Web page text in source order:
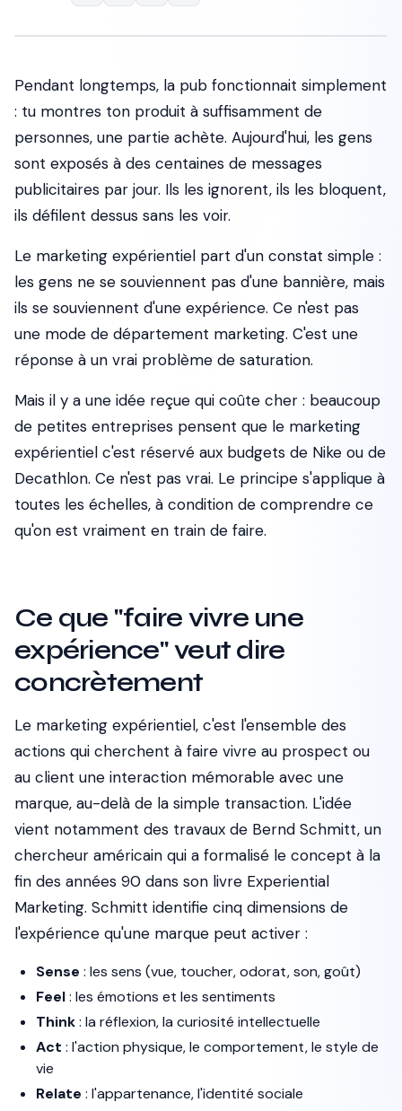
Pendant longtemps, la pub fonctionnait simplement
: tu montres ton produit à suffisamment de
personnes, une partie achète. Aujourd'hui, les gens
sont exposés à des centaines de messages
publicitaires par jour. Ils les ignorent, ils les bloquent,
ils défilent dessus sans les voir.
Le marketing expérientiel part d'un constat simple :
les gens ne se souviennent pas d'une bannière, mais
ils se souviennent d'une expérience. Ce n'est pas
une mode de département marketing. C'est une
réponse à un vrai problème de saturation.
Mais il y a une idée reçue qui coûte cher : beaucoup
de petites entreprises pensent que le marketing
expérientiel c'est réservé aux budgets de Nike ou de
Decathlon. Ce n'est pas vrai. Le principe s'applique à
toutes les échelles, à condition de comprendre ce
qu'on est vraiment en train de faire.
Ce que "faire vivre une
expérience" veut dire
concrètement
Le marketing expérientiel, c'est l'ensemble des
actions qui cherchent à faire vivre au prospect ou
au client une interaction mémorable avec une
marque, au-delà de la simple transaction. L'idée
vient notamment des travaux de Bernd Schmitt, un
chercheur américain qui a formalisé le concept à la
fin des années 90 dans son livre Experiential
Marketing. Schmitt identifie cinq dimensions de
l'expérience qu'une marque peut activer :
Sense : les sens (vue, toucher, odorat, son, goût)
Feel: les émotions et les sentiments
Think: la réflexion, la curiosité intellectuelle
Act : l'action physique, le comportement, le style de
vie
Relate : l'appartenance, l'identité sociale